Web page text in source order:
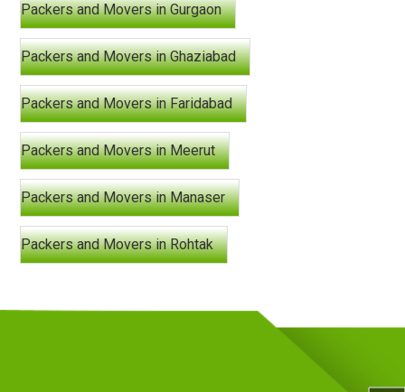
Packers and Movers in Gurgaon
Packers and Movers in Ghaziabad
Packers and Movers in Faridabad
Packers and Movers in Meerut
Packers and Movers in Manaser
Packers and Movers in Rohtak